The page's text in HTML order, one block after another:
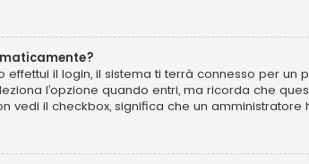
effettui il login, il sistema ti terrà connesso per un
l’opzione quando entri, ma ricorda che
vedi il checkbox, significa che un